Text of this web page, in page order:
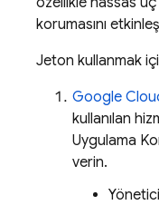
korumasını
Jeton kullanmak
Google
kullanılan
Uygulama
verin.